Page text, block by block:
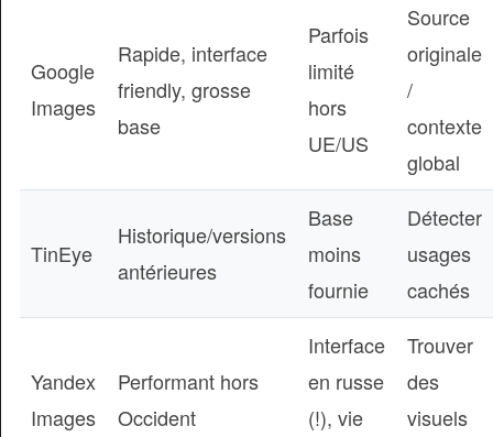
Google
Images
Rapide, interface
friendly, grosse
base
Parfois
limité
hors
UE/US
Source
originale
/
contexte
global
TinEye
Historique/versions
antérieures
Base
moins
fournie
Détecter
usages
cachés
Yandex
Images
Performant hors
Occident
Interface
en russe
(!), vie
Trouver
des
visuels